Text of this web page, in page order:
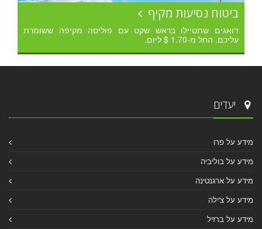
ביטוח נסיעות מקיף
דואגים שתטיילו בראש שקט עם פוליסה מקיפה ששומרת
עליכם. החל מ-1.70 $ ליום.
יעדים
מידע על פרו
מידע על בוליביה
מידע על ארגנטינה
מידע על צ'ילה
מידע על ברזיל